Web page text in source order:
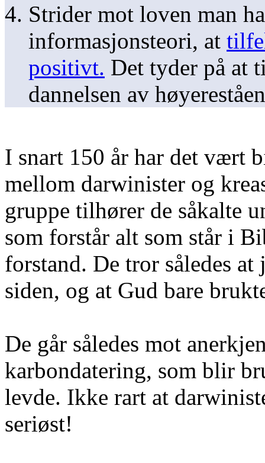
Strider mot loven man
informasjonsteori, at
positivt. Det tyder på at
dannelsen av
I snart 150 år har det vært
mellom darwinister og
gruppe tilhører de såkalte
som forstår alt som står i
forstand. De tror således
siden, og at Gud bare
De går således mot
karbondatering, som blir
levde. Ikke rart at
seriøst!